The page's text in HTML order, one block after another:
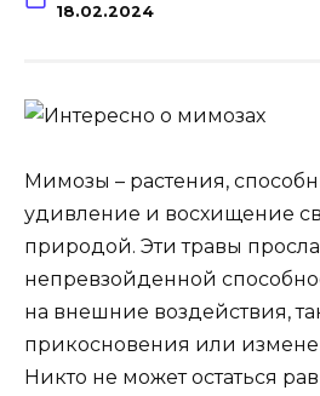
18.02.2024
Мимозы – растения,
удивление и восхищение
природой. Эти травы
непревзойденной
на внешние воздействия,
прикосновения или
Никто не может остаться